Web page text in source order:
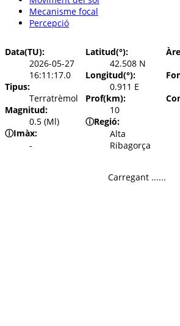
Mecanisme focal
Percepció
Data(TU):
2026-05-27
16:11:17.0
Tipus:
Terratrèmol
Magnitud:
0.5 (Ml)
ⓘImàx:
-
Latitud(°):
42.508 N
Longitud(°):
0.911 E
Prof(km):
10
ⓘRegió:
Alta
Ribagorça
Carregant ......